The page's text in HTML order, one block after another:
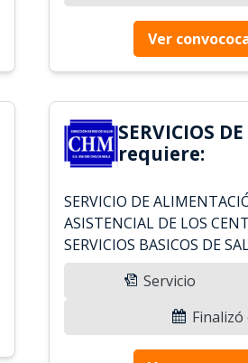
Ver
SERVICIOS
requiere:
SERVICIO DE
ASISTENCIAL DE LOS
SERVICIOS BASICOS DE
Servicio